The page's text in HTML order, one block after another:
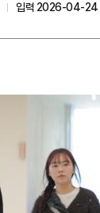
입력 2026-04-24